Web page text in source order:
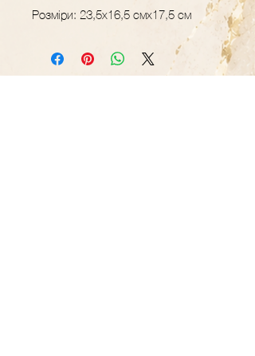
Розміри: 23,5х16,5 смх17,5 см